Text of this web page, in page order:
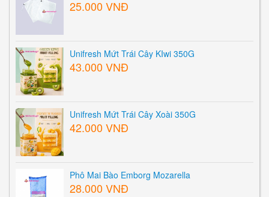
25.000 VNĐ
Unifresh Mứt Trái Cây KIwi 350G
43.000 VNĐ
Unifresh Mứt Trái Cây Xoài 350G
42.000 VNĐ
Phô Mai Bào Emborg Mozarella
28.000 VNĐ